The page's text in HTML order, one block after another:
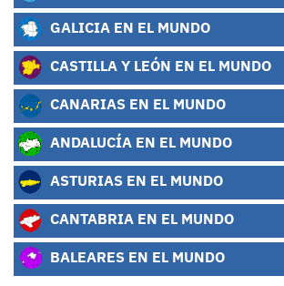
GALICIA EN EL MUNDO
CASTILLA Y LEÓN EN EL MUNDO
CANARIAS EN EL MUNDO
ANDALUCÍA EN EL MUNDO
ASTURIAS EN EL MUNDO
CANTABRIA EN EL MUNDO
BALEARES EN EL MUNDO